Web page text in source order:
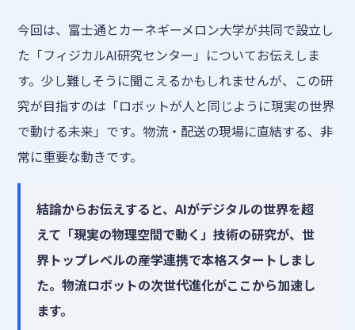
今回は、富士通とカーネギーメロン大学が共同で設立し
た「フィジカルAI研究センター」についてお伝えしま
す。少し難しそうに聞こえるかもしれませんが、この研
究が目指すのは「ロボットが人と同じように現実の世界
で動ける未来」です。物流・配送の現場に直結する、非
常に重要な動きです。
結論からお伝えすると、AIがデジタルの世界を超
えて「現実の物理空間で動く」技術の研究が、世
界トップレベルの産学連携で本格スタートしまし
た。物流ロボットの次世代進化がここから加速し
ます。